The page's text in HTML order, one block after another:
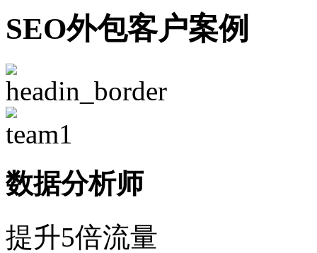
SEO外包客户案例
数据分析师
提升5倍流量